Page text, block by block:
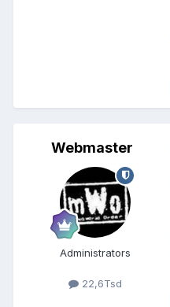
Webmaster
Administrators
22,6Tsd